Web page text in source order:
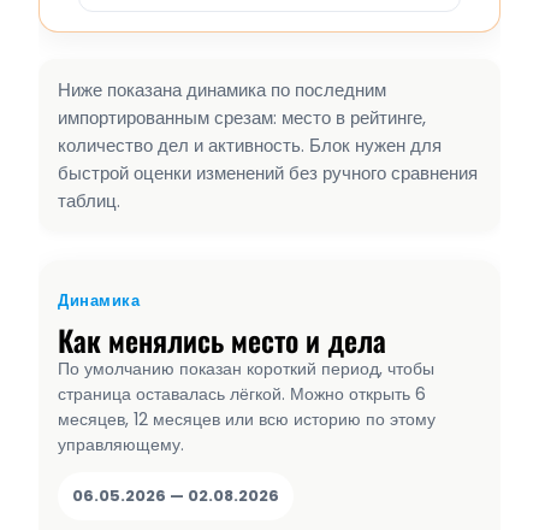
Ниже показана динамика по последним
импортированным срезам: место в рейтинге,
количество дел и активность. Блок нужен для
быстрой оценки изменений без ручного сравнения
таблиц.
Динамика
Как менялись место и дела
По умолчанию показан короткий период, чтобы
страница оставалась лёгкой. Можно открыть 6
месяцев, 12 месяцев или всю историю по этому
управляющему.
06.05.2026 — 02.08.2026